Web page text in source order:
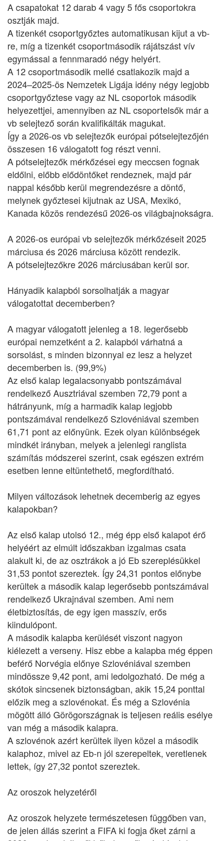
A csapatokat 12 darab 4 vagy 5 fős csoportokra
osztják majd.
A tizenkét csoportgyőztes automatikusan kijut a vb-
re, míg a tizenkét csoportmásodik rájátszást vív
egymással a fennmaradó négy helyért.
A 12 csoportmásodik mellé csatlakozik majd a
2024–2025-ös Nemzetek Ligája idény négy legjobb
csoportgyőztese vagy az NL csoportok második
helyezettjei, amennyiben az NL csoportelsők már a
vb selejtező során kvalifikálták magukat.
Így a 2026-os vb selejtezők európai pótselejtezőjén
összesen 16 válogatott fog részt venni.
A pótselejtezők mérkőzései egy meccsen fognak
eldőlni, előbb elődöntőket rendeznek, majd pár
nappal később kerül megrendezésre a döntő,
melynek győztesei kijutnak az USA, Mexikó,
Kanada közös rendezésű 2026-os világbajnokságra.
A 2026-os európai vb selejtezők mérkőzéseit 2025
márciusa és 2026 márciusa között rendezik.
A pótselejtezőkre 2026 márciusában kerül sor.
Hányadik kalapból sorsolhatják a magyar
válogatottat decemberben?
A magyar válogatott jelenleg a 18. legerősebb
európai nemzetként a 2. kalapból várhatná a
sorsolást, s minden bizonnyal ez lesz a helyzet
decemberben is. (99,9%)
Az első kalap legalacsonyabb pontszámával
rendelkező Ausztriával szemben 72,79 pont a
hátrányunk, míg a harmadik kalap legjobb
pontszámával rendelkező Szlovéniával szemben
61,71 pont az előnyünk. Ezek olyan különbségek
mindkét irányban, melyek a jelenlegi ranglista
számítás módszerei szerint, csak egészen extrém
esetben lenne eltüntethető, megfordítható.
Milyen változások lehetnek decemberig az egyes
kalapokban?
Az első kalap utolsó 12., még épp első kalapot érő
helyéért az elmúlt időszakban izgalmas csata
alakult ki, de az osztrákok a jó Eb szereplésükkel
31,53 pontot szereztek. Így 24,31 pontos előnybe
kerültek a második kalap legerősebb pontszámával
rendelkező Ukrajnával szemben. Ami nem
életbiztosítás, de egy igen masszív, erős
kiindulópont.
A második kalapba kerülését viszont nagyon
kiélezett a verseny. Hisz ebbe a kalapba még éppen
beférő Norvégia előnye Szlovéniával szemben
mindössze 9,42 pont, ami ledolgozható. De még a
skótok sincsenek biztonságban, akik 15,24 ponttal
előzik meg a szlovénokat. És még a Szlovénia
mögött álló Görögországnak is teljesen reális esélye
van még a második kalapra.
A szlovénok azért kerültek ilyen közel a második
kalaphoz, mivel az Eb-n jól szerepeltek, veretlenek
lettek, így 27,32 pontot szereztek.
Az oroszok helyzetéről
Az oroszok helyzete természetesen függőben van,
de jelen állás szerint a FIFA ki fogja őket zárni a